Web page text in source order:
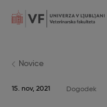
mainPOJDI
Novice
15. nov, 2021 Dogodek